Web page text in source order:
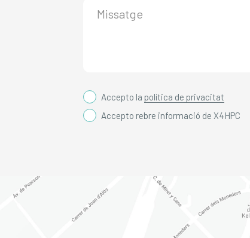
Accepto la política de privacitat
Accepto rebre informació de X4HPC